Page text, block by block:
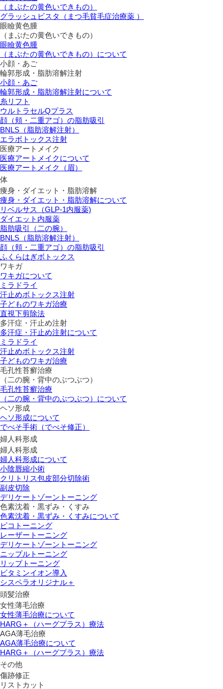
（まぶたの黄色いできもの）
グラッシュビスタ（まつ毛貧毛症治療薬 ）
眼瞼黄色腫
（まぶたの黄色いできもの）
眼瞼黄色腫
（まぶたの黄色いできもの）について
小顔・あご
輪郭形成・脂肪溶解注射
小顔・あご
輪郭形成・脂肪溶解注射について
糸リフト
ウルトラセルQプラス
顔（頬・二重アゴ）の脂肪吸引
BNLS（脂肪溶解注射）
エラボトックス注射
医療アートメイク
医療アートメイクについて
医療アートメイク（眉）
体
痩身・ダイエット・脂肪溶解
痩身・ダイエット・脂肪溶解について
リベルサス（GLP-1内服薬)
ダイエット内服薬
脂肪吸引（二の腕）
BNLS（脂肪溶解注射）
顔（頬・二重アゴ）の脂肪吸引
ふくらはぎボトックス
ワキガ
ワキガについて
ミラドライ
汗止めボトックス注射
子どものワキガ治療
直視下剪除法
多汗症・汗止め注射
多汗症・汗止め注射について
ミラドライ
汗止めボトックス注射
子どものワキガ治療
⽑孔性苔癬治療
（⼆の腕・背中のぶつぶつ）
⽑孔性苔癬治療
（⼆の腕・背中のぶつぶつ）について
ヘソ形成
ヘソ形成について
でべそ手術（でべそ修正）
婦人科形成
婦人科形成
婦人科形成について
小陰唇縮小術
クリトリス包皮部分切除術
副皮切除
デリケートゾーントーニング
色素沈着・黒ずみ・くすみ
色素沈着・黒ずみ・くすみについて
ピコトーニング
レーザートーニング
デリケートゾーントーニング
ニップルトーニング
リップトーニング
ビタミンイオン導入
シスペラオリジナル＋
頭髪治療
女性薄毛治療
女性薄毛治療について
HARG＋（ハーグプラス）療法
AGA薄毛治療
AGA薄毛治療について
HARG＋（ハーグプラス）療法
その他
傷跡修正
リストカット